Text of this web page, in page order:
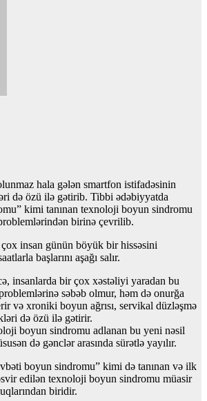
hala gələn smartfon istifadəsinin
də özü ilə gətirib. Tibbi ədəbiyyatda
kimi tanınan texnoloji boyun sindromu
birinə çevrilib.
insan günün böyük bir hissəsini
başlarını aşağı salır.
insanlarda bir çox xəstəliyi yaradan bu
səbəb olmur, həm də onurğa
və xroniki boyun ağrısı, servikal düzləşmə
də özü ilə gətirir.
boyun sindromu adlanan bu yeni nəsil
də gənclər arasında sürətlə yayılır.
boyun sindromu” kimi də tanınan və ilk
edilən texnoloji boyun sindromu müasir
biridir.